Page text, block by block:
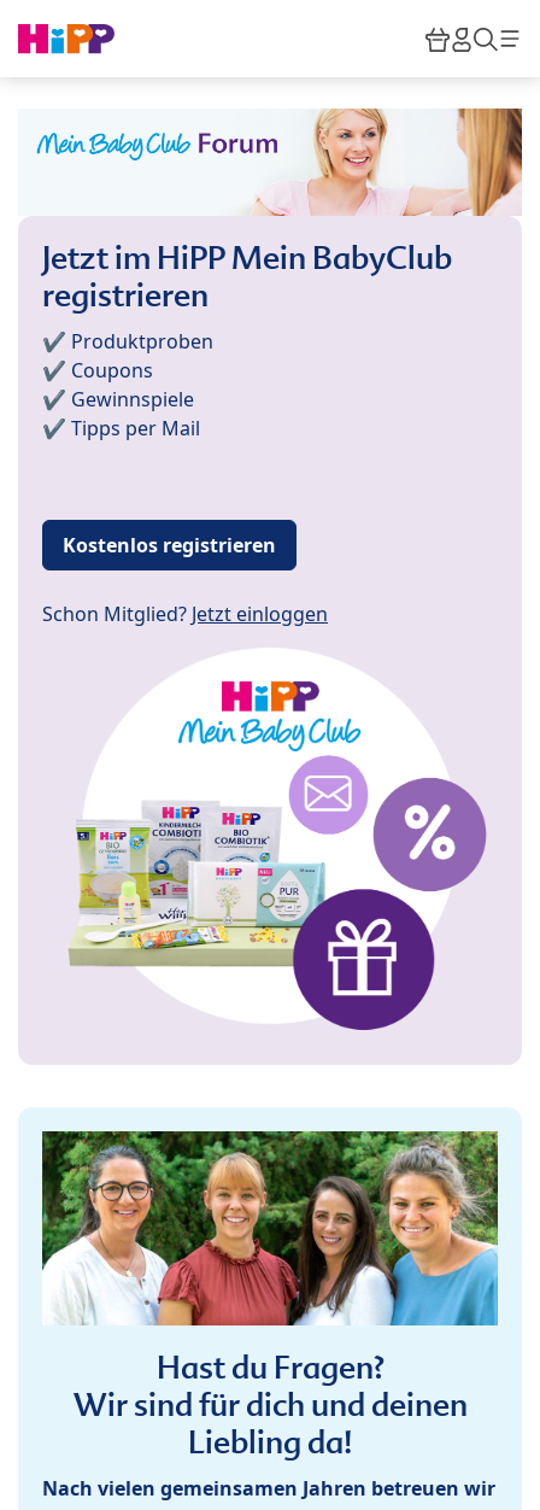
HiPP
Jetzt im HiPP Mein BabyClub
registrieren
✔️ Produktproben
✔️ Coupons
✔️ Gewinnspiele
✔️ Tipps per Mail
Kostenlos registrieren
Schon Mitglied? Jetzt einloggen
Hast du Fragen?
Wir sind für dich und deinen
Liebling da!
Nach vielen gemeinsamen Jahren betreuen wir